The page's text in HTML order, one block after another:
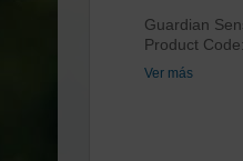
Guardian
Product
Ver más